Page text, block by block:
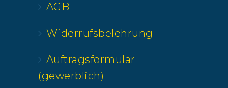
AGB
Widerrufsbelehrung
Auftragsformular
(gewerblich)